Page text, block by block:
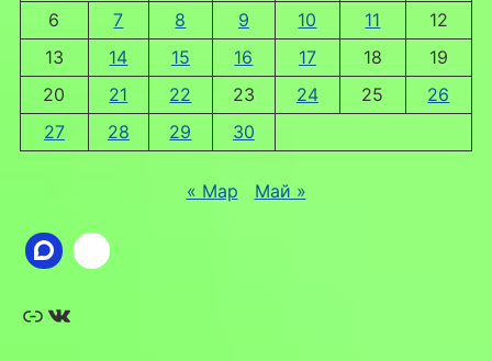
6
7 8 9 10 11
12
13
14 15 16 17 18
19
20
21 22 23 24 25
26
27
28 29 30
« Мар Май »
Ссылка